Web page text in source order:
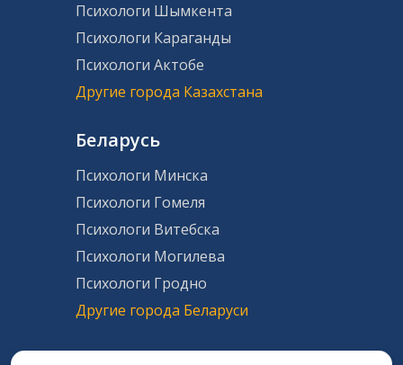
Психологи Шымкента
Психологи Караганды
Психологи Актобе
Другие города Казахстана
Беларусь
Психологи Минска
Психологи Гомеля
Психологи Витебска
Психологи Могилева
Психологи Гродно
Другие города Беларуси